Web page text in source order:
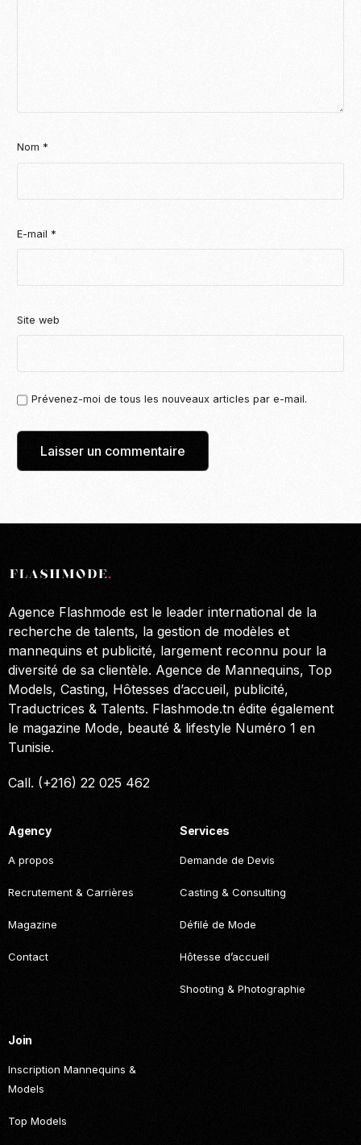
Nom *
E-mail *
Site web
Prévenez-moi de tous les nouveaux articles par e-mail.
Agence Flashmode est le leader international de la
recherche de talents, la gestion de modèles et
mannequins et publicité, largement reconnu pour la
diversité de sa clientèle. Agence de Mannequins, Top
Models, Casting, Hôtesses d’accueil, publicité,
Traductrices & Talents. Flashmode.tn édite également
le magazine Mode, beauté & lifestyle Numéro 1 en
Tunisie.
Call. (+216) 22 025 462
Agency
A propos
Recrutement & Carrières
Magazine
Contact
Services
Demande de Devis
Casting & Consulting
Défilé de Mode
Hôtesse d’accueil
Shooting & Photographie
Join
Inscription Mannequins &
Models
Top Models